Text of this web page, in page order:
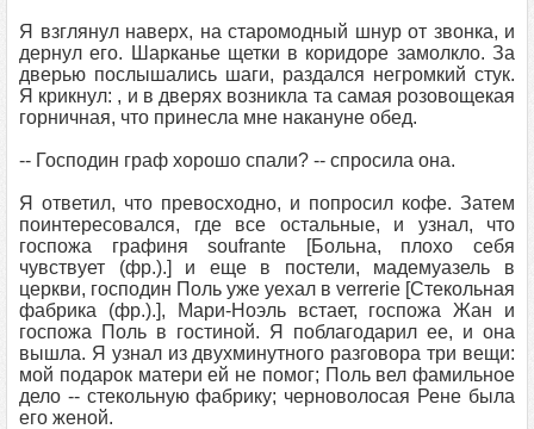
Я взглянул наверх, на старомодный шнур от звонка, и
дернул его. Шарканье щетки в коридоре замолкло. За
дверью послышались шаги, раздался негромкий стук.
Я крикнул: , и в дверях возникла та самая розовощекая
горничная, что принесла мне накануне обед.
-- Господин граф хорошо спали? -- спросила она.
Я ответил, что превосходно, и попросил кофе. Затем
поинтересовался, где все остальные, и узнал, что
госпожа графиня soufrante [Больна, плохо себя
чувствует (фр.).] и еще в постели, мадемуазель в
церкви, господин Поль уже уехал в verrerie [Стекольная
фабрика (фр.).], Мари-Ноэль встает, госпожа Жан и
госпожа Поль в гостиной. Я поблагодарил ее, и она
вышла. Я узнал из двухминутного разговора три вещи:
мой подарок матери ей не помог; Поль вел фамильное
дело -- стекольную фабрику; черноволосая Рене была
его женой.